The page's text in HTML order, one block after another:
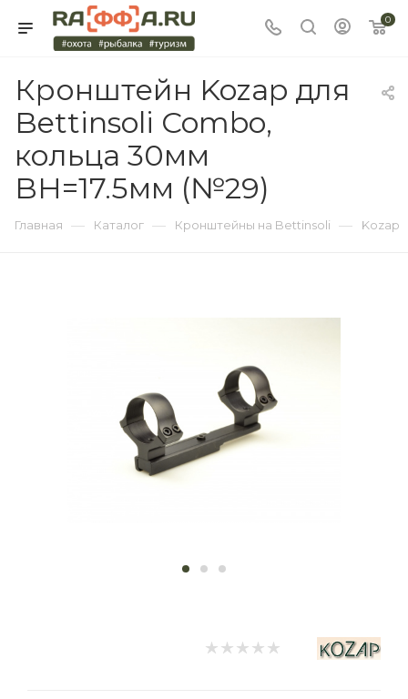
0
Кронштейн Kozap для
Bettinsoli Combo,
кольца 30мм
BH=17.5мм (№29)
Главная — Каталог — Кронштейны на Bettinsoli — Kozap